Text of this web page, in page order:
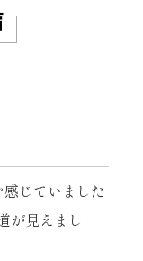
じていました
が見えまし